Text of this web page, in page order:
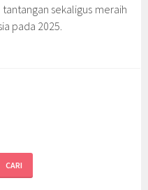
sekaligus meraih
pada 2025.
CARI